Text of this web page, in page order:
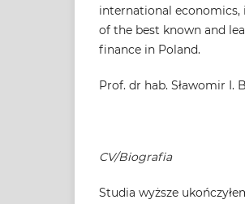
international
of the best known and
finance in Poland.
Prof. dr hab. Sławomir I.
CV/Biografia
Studia wyższe